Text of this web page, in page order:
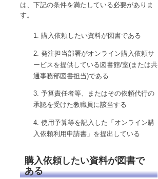
は、下記の条件を満たしている必要がありま
す。
購入依頼したい資料が図書である
発注担当部署がオンライン購入依頼サ
ービスを提供している図書館/室(または共
通事務部図書担当)である
予算責任者等、またはその依頼代行の
承認を受けた教職員に該当する
使用予算等を記入した「オンライン購
入依頼利用申請書」を提出している
購入依頼したい資料が図書で
ある